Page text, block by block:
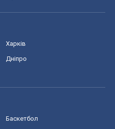
Харків
Дніпро
Баскетбол